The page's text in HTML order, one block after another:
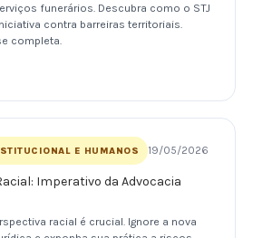
funerários. Descubra como o STJ
contra barreiras territoriais.
completa.
E HUMANOS 19/05/2026
Imperativo da Advocacia
racial é crucial. Ignore a nova